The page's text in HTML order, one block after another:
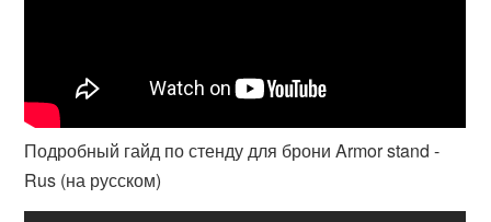
Подробный гайд по стенду для брони Armor stand -
Rus (на русском)